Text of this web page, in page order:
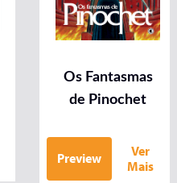
Os Fantasmas
de Pinochet
Preview
Ver
Mais